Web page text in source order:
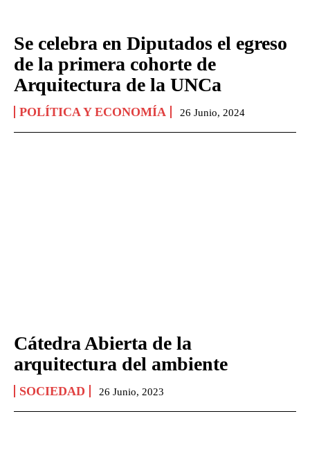
Se celebra en Diputados el egreso
de la primera cohorte de
Arquitectura de la UNCa
POLÍTICA Y ECONOMÍA 26 Junio, 2024
Cátedra Abierta de la
arquitectura del ambiente
SOCIEDAD 26 Junio, 2023